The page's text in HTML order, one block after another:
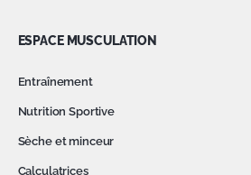
ESPACE MUSCULATION
Entraînement
Nutrition Sportive
Sèche et minceur
Calculatrices